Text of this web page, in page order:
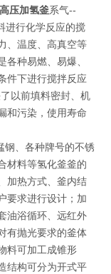
高压加氢釜系气--
进行化学反应的搅
、温度、高真空等
种易燃、易爆、
件下进行搅拌反应
以前填料密封、机
和污染，使用寿命
钢、各种牌号的不锈
材料等氢化釜釜的
加热方式、釜内结
要求进行设计；加
油浴循环、远红外
有抛光要求的釜体
料可加工成锥形
结构可分为开式平